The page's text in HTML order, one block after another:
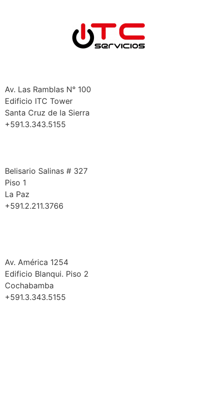
Av. Las Ramblas N° 100
Edificio ITC Tower
Santa Cruz de la Sierra
+591.3.343.5155
Belisario Salinas # 327
Piso 1
La Paz
+591.2.211.3766
Av. América 1254
Edificio Blanqui. Piso 2
Cochabamba
+591.3.343.5155